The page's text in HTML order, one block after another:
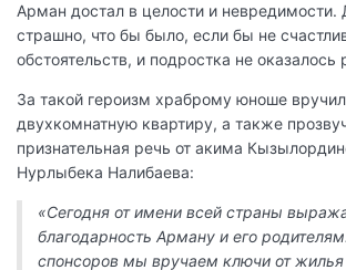
Арман достал в целости и
страшно, что бы было, если бы не
обстоятельств, и подростка не оказалось
За такой героизм храброму юноше
двухкомнатную квартиру, а также
признательная речь от акима
Нурлыбека Налибаева:
«Сегодня от имени всей страны
благодарность Арману и его
спонсоров мы вручаем ключи от